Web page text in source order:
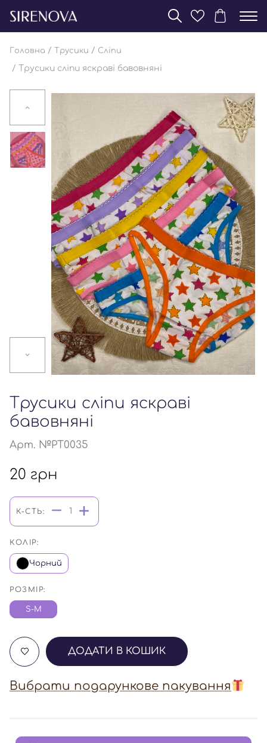
Головна / Трусики / Сліпи
/ Трусики сліпи яскраві бавовняні
Трусики сліпи яскраві
бавовняні
Арт. №PT0035
20 грн
К-СТЬ:
КОЛІР:
Чорний
РОЗМІР:
S-M
ДОДАТИ В КОШИК
Вибрати подарункове пакування